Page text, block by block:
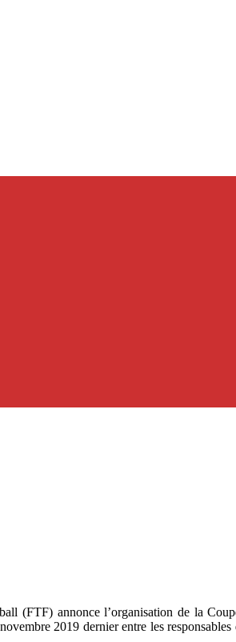
(FTF) annonce l’organisation de la
2019 dernier entre les